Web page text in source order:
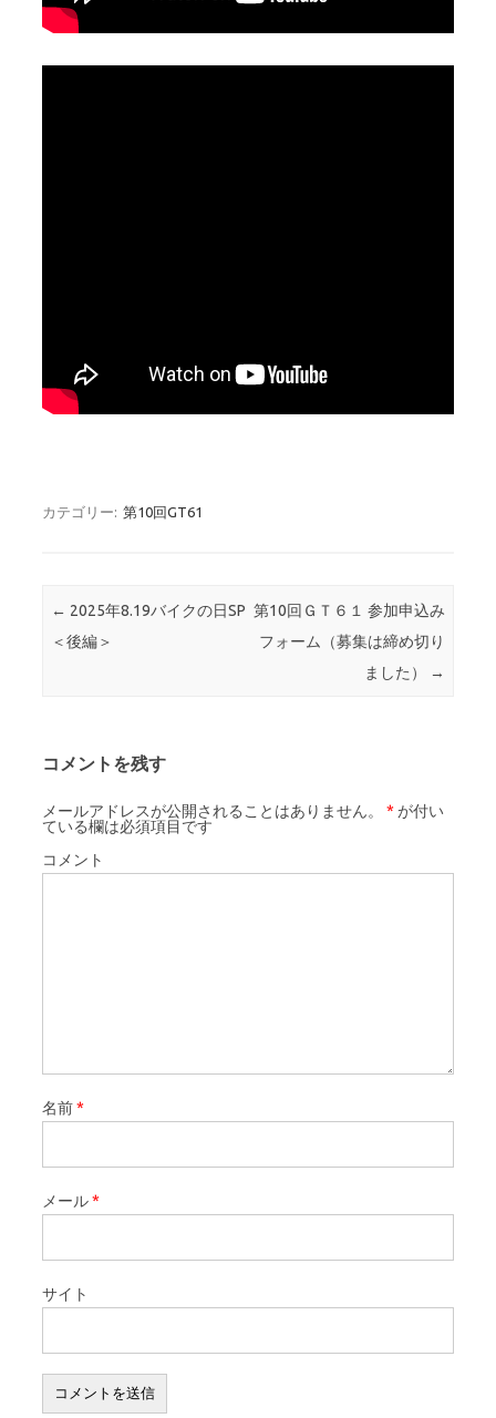
カテゴリー: 第10回GT61
投稿ナビゲーション
← 2025年8.19バイクの日SP
＜後編＞
第10回ＧＴ６１ 参加申込み
フォーム（募集は締め切り
ました）
→
コメントを残す
メールアドレスが公開されることはありません。 * が付い
ている欄は必須項目です
コメント
名前*
メール*
サイト